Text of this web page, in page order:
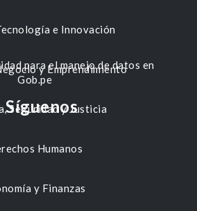
e Innovación
y Emprendimiento
Seguridad y Justicia
Humanos
y Finanzas
para el manejo de datos en
Gob.pe
Síguenos